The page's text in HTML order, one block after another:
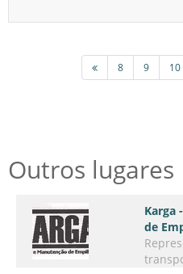
8 9 10
Outros lugares
Karga
de